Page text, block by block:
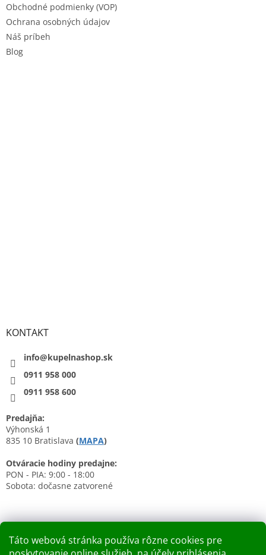
Táto webová stránka používa rôzne cookies pre
Obchodné podmienky (VOP)
Ochrana osobných údajov
Náš príbeh
Blog
KONTAKT
info@kupelnashop.sk
0911 958 000
0911 958 600
Predajňa:
Výhonská 1
835 10 Bratislava (MAPA)
Otváracie hodiny predajne:
PON - PIA: 9:00 - 18:00
Sobota: dočasne zatvorené